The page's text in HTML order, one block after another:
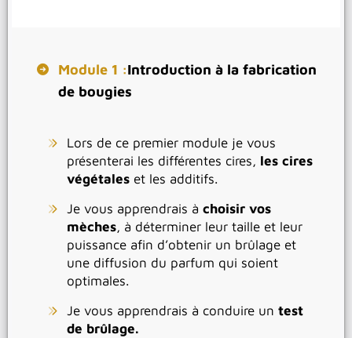
Module 1 :Introduction à la fabrication
de bougies
Lors de ce premier module je vous
présenterai les différentes cires, les cires
végétales et les additifs.
Je vous apprendrais à choisir vos
mèches, à déterminer leur taille et leur
puissance afin d’obtenir un brûlage et
une diffusion du parfum qui soient
optimales.
Je vous apprendrais à conduire un test
de brûlage.